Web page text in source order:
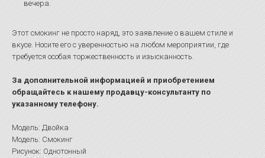
вечера.
Этот смокинг не просто наряд, это заявление о вашем стиле и
вкусе. Носите его с уверенностью на любом мероприятии, где
требуется особая торжественность и изысканность.
За дополнительной информацией и приобретением
обращайтесь к нашему продавцу-консультанту по
указанному телефону.
Модель: Двойка
Модель: Смокинг
Рисунок: Однотонный